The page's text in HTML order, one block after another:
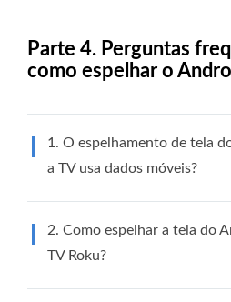
Parte 4. Perguntas
como espelhar o
1. O espelhamento de tela
a TV usa dados móveis?
2. Como espelhar a tela do
TV Roku?